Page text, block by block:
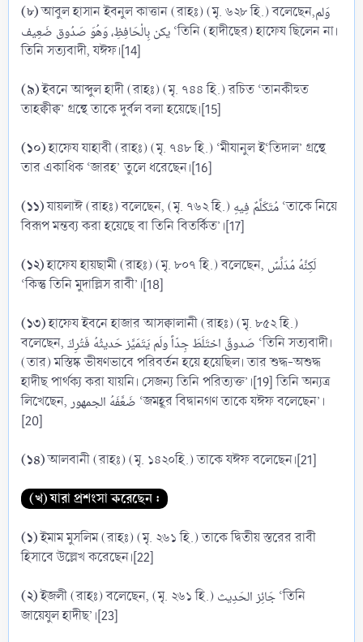
(৮)আবুল হাসান ইবনুল কাত্তান (রাহঃ) (মৃ. ৬২৮ হি.) বলেছেন,وَلم
يكن بِالْحَافِظِ، وَهُوَ صَدُوق ضَعِيف ‘তিনি (হাদীছের) হাফেয ছিলেন না।
তিনি সত্যবাদী, যঈফ।[14]
(৯)ইবনে আব্দুল হাদী (রাহঃ) (মৃ. ৭৪৪ হি.) রচিত ‘তানকীহুত
তাহক্বীক্ব’ গ্রন্থে তাকে দুর্বল বলা হয়েছে।[15]
(১০)হাফেয যাহাবী (রাহঃ) (মৃ. ৭৪৮ হি.) ‘মীযানুল ই‘তিদাল’ গ্রন্থে
তার একাধিক ‘জারহ’ তুলে ধরেছেন।[16]
(১১)যায়লাঈ (রাহঃ) বলেছেন, (মৃ. ৭৬২ হি.) مُتَكَلَّمٌ فِيهِ ‘তাকে নিয়ে
বিরূপ মন্তব্য করা হয়েছে বা তিনি বিতর্কিত’।[17]
(১২)হাফেয হায়ছামী (রাহঃ) (মৃ. ৮০৭ হি.) বলেছেন, لَكِنَّهُ مُدَلِّسٌ
‘কিন্তু তিনি মুদাল্লিস রাবী’।[18]
(১৩)হাফেয ইবনে হাজার আসক্বালানী (রাহঃ) (মৃ. ৮৫২ হি.)
বলেছেন, صَدوقٌ اختَلَطَ جِدّاً ولَم يَتَمَيَّز حَديثُهُ فَتُرِكَ ‘তিনি সত্যবাদী।
(তার) মস্তিষ্ক ভীষণভাবে পরিবর্তন হয়ে হয়েছিল। তার শুদ্ধ-অশুদ্ধ
হাদীছ পার্থক্য করা যায়নি। সেজন্য তিনি পরিত্যক্ত’।[19] তিনি অন্যত্র
লিখেছেন, ضَعَّفَهُ الجمهور ‘জমহূর বিদ্বানগণ তাকে যঈফ বলেছেন’।
[20]
(১৪)আলবানী (রাহঃ) (মৃ. ১৪২০হি.) তাকে যঈফ বলেছেন।[21]
(খ) যারা প্রশংসা করেছেন :
(১)ইমাম মুসলিম (রাহঃ) (মৃ. ২৬১ হি.) তাকে দ্বিতীয় স্তরের রাবী
হিসাবে উল্লেখ করেছেন।[22]
(২)ইজলী (রাহঃ) বলেছেন, (মৃ. ২৬১ হি.) جَائِز الحَدِيث ‘তিনি
জায়েযুল হাদীছ’।[23]